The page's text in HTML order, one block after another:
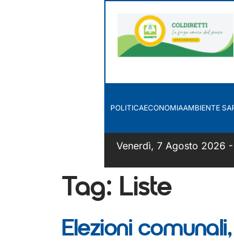
POLITICAECONOMIAAMBIENTE
Venerdì, 7 Agosto 2026 -
Tag: Liste
Elezioni